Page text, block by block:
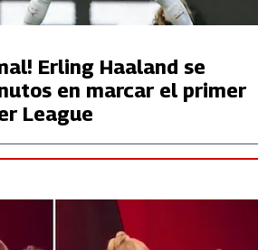
Erling Haaland se
en marcar el primer
League